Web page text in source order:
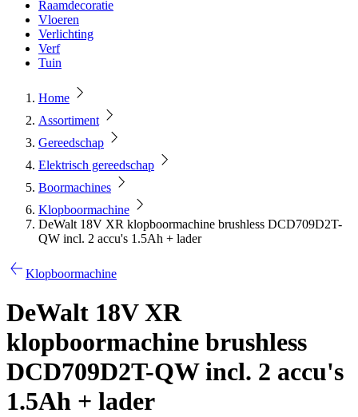
Raamdecoratie
Vloeren
Verlichting
Verf
Tuin
Home
Assortiment
Gereedschap
Elektrisch gereedschap
Boormachines
Klopboormachine
DeWalt 18V XR klopboormachine brushless DCD709D2T-
QW incl. 2 accu's 1.5Ah + lader
Klopboormachine
DeWalt 18V XR
klopboormachine brushless
DCD709D2T-QW incl. 2 accu's
1.5Ah + lader